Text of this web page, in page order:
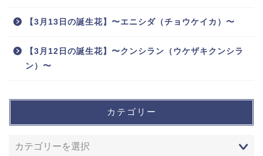
【3月13日の誕生花】〜エニシダ（チョウケイカ）〜
【3月12日の誕生花】〜クンシラン（ウケザキクンシラ
ン）〜
カテゴリー